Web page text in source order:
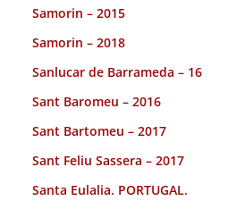
Samorin – 2015
Samorin – 2018
Sanlucar de Barrameda – 16
Sant Baromeu – 2016
Sant Bartomeu – 2017
Sant Feliu Sassera – 2017
Santa Eulalia. PORTUGAL.